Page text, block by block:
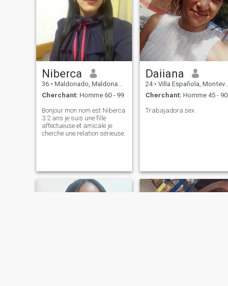
Niberca
36 • Maldonado, Maldonado, Uruguay
Cherchant: Homme 60 - 99
Bonjour mon nom est Niberca
3 2 ans je suis une fille
affectueuse et amicale je
cherche une relation sérieuse.
Daiiana
24 • Villa Española, Montevideo, Uruguay
Cherchant: Homme 45 - 90
Trabajadora sex